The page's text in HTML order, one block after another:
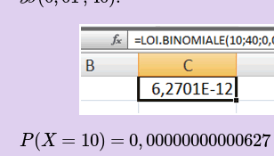
P(X = 10)
P(X= 10) =
= 0,00000000000627
0